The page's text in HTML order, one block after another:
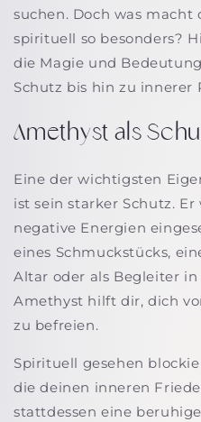
suchen. Doch was macht
spirituell so besonders?
die Magie und
Schutz bis hin zu innerer
Amethyst als
Eine der wichtigsten
ist sein starker Schutz.
negative Energien
eines Schmuckstücks,
Altar oder als Begleiter
Amethyst hilft dir, dich
zu befreien.
Spirituell gesehen
die deinen inneren
stattdessen eine